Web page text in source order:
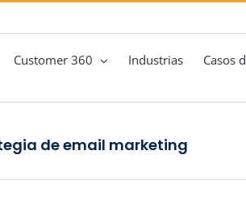
Customer 360 Industrias Casos
de email marketing